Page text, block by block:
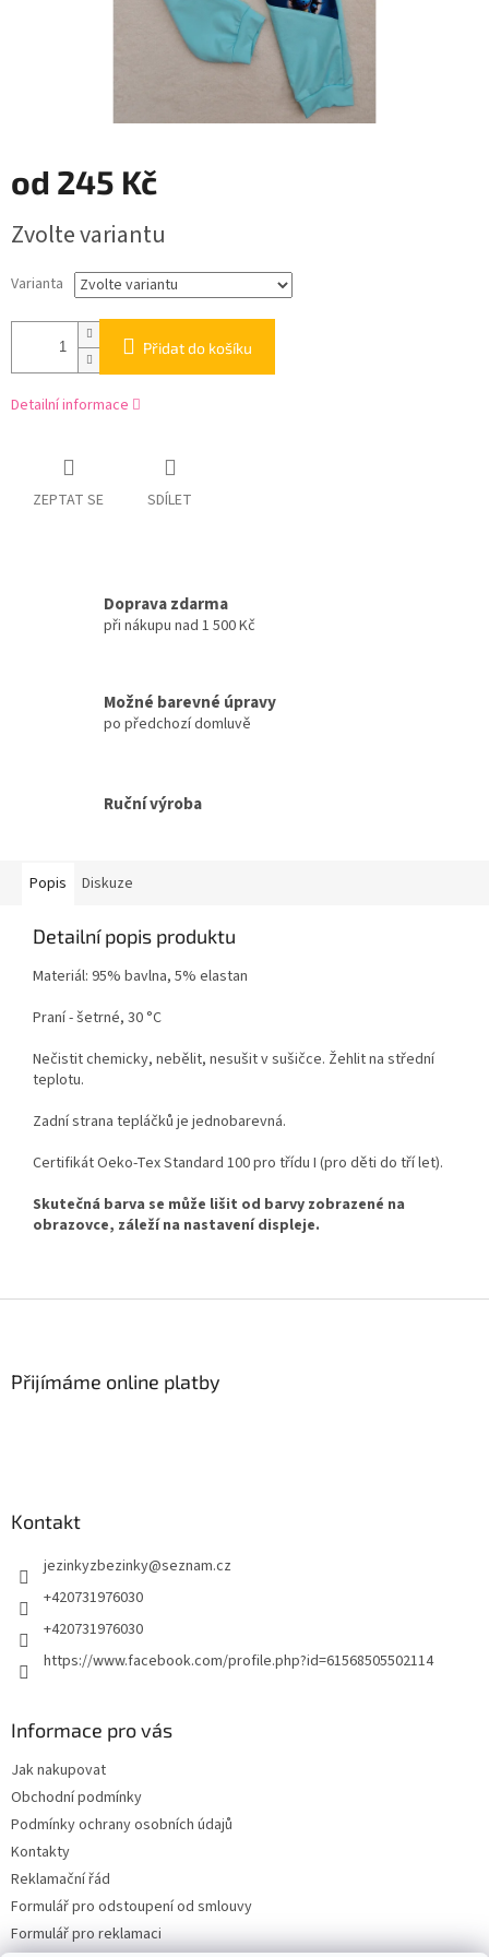
od 245 Kč
cena:
Zvolte variantu
Varianta
Přidat do košíku
Detailní informace
ZEPTAT SE SDÍLET
Doprava zdarma
při nákupu nad 1 500 Kč
Možné barevné úpravy
po předchozí domluvě
Ruční výroba
Popis Diskuze
Detailní popis produktu
Materiál: 95% bavlna, 5% elastan
Praní - šetrné, 30 °C
Nečistit chemicky, nebělit, nesušit v sušičce. Žehlit na střední
teplotu.
Zadní strana tepláčků je jednobarevná.
Certifikát Oeko-Tex Standard 100 pro třídu I (pro děti do tří let).
Skutečná barva se může lišit od barvy zobrazené na
obrazovce, záleží na nastavení displeje.
Přijímáme online platby
Kontakt
jezinkyzbezinky@seznam.cz
+420731976030
+420731976030
https://www.facebook.com/profile.php?id=61568505502114
Informace pro vás
Jak nakupovat
Obchodní podmínky
Podmínky ochrany osobních údajů
Kontakty
Reklamační řád
Formulář pro odstoupení od smlouvy
Formulář pro reklamaci